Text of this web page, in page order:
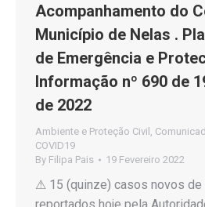
Acompanhamento do
Município de Nelas .
de Emergência e
Informação nº 690 de
de 2022
Ambiente e Proteção Civil
COVID19
By Filipa Pais 19 Fevereiro 2022
⚠ 15 (quinze) casos novos de
reportados hoje pela